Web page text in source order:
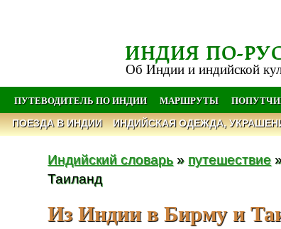
ИНДИЯ ПО-
Об Индии и индийской
ПУТЕВОДИТЕЛЬ ПО ИНДИИ МАРШРУТЫ
ПОЕЗДА В ИНДИИ ИНДИЙСКАЯ ОДЕЖДА,
Индийский словарь» путешествие
Таиланд
Из Индии в Бирму и